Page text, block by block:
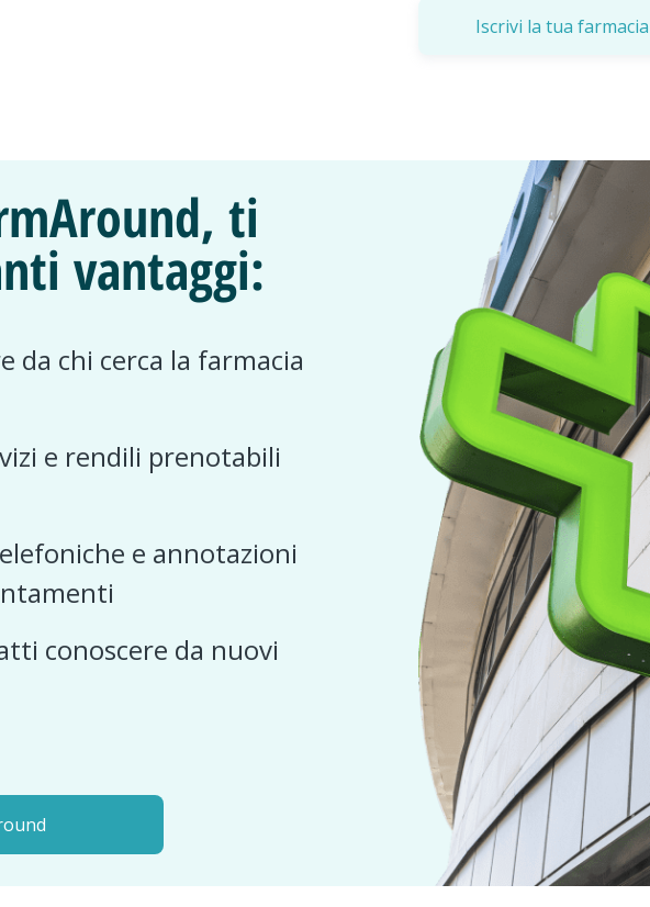
Iscrivi la tua
ti
vantaggi:
da chi cerca la farmacia
e rendili prenotabili
e annotazioni
conoscere da nuovi